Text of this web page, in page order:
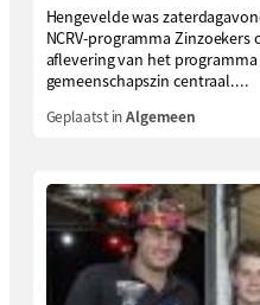
Hengevelde was
NCRV-programma Zinzoekers
aflevering van het
gemeenschapszin centraal....
Geplaatst inAlgemeen